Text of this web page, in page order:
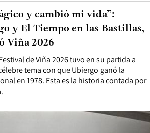
de Viña 2026 tuvo en su partida a
tema con que Ubiergo ganó la
en 1978. Esta es la historia contada por
y cambió mi vida”:
y El Tiempo en las Bastillas,
Viña 2026